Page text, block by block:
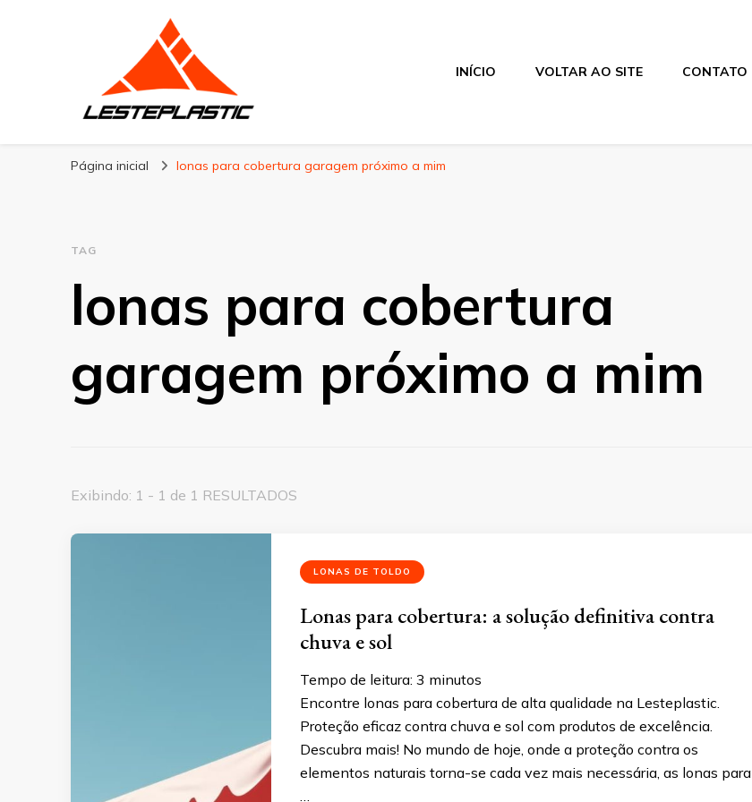
Lesteplastic
INÍCIO VOLTAR AO SITE CONTATO
Página inicial lonas para cobertura garagem próximo a mim
TAG
lonas para cobertura
garagem próximo a mim
Exibindo: 1 - 1 de 1 RESULTADOS
LONAS DE TOLDO
Lonas para cobertura: a solução definitiva contra
chuva e sol
Tempo de leitura: 3 minutos
Encontre lonas para cobertura de alta qualidade na Lesteplastic.
Proteção eficaz contra chuva e sol com produtos de excelência.
Descubra mais! No mundo de hoje, onde a proteção contra os
elementos naturais torna-se cada vez mais necessária, as lonas para